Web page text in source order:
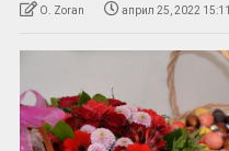
O. Zoran април 25, 2022 15:11